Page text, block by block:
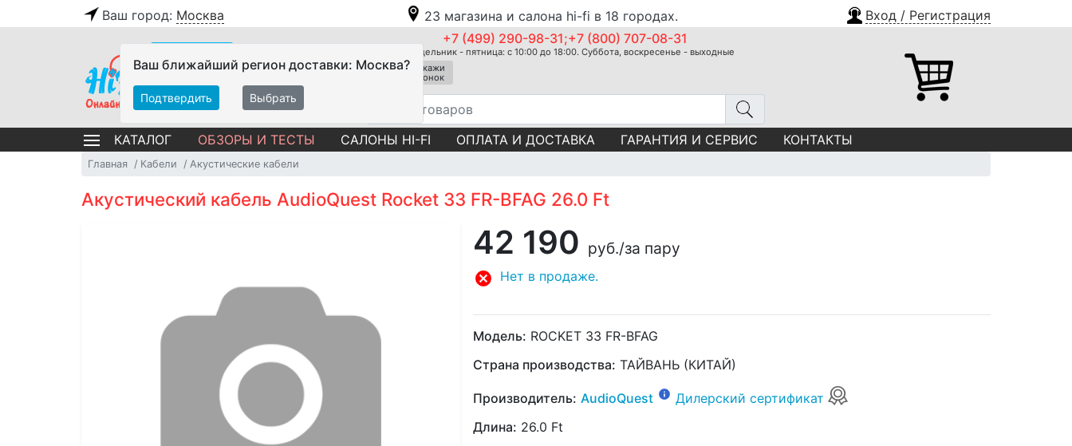
Ваш город: Москва 23 магазина и салона hi-fi в 18 городах. Вход / Регистрация
Ваш ближайший регион доставки: Москва?
Подтвердить Выбрать
+7 (499) 290-98-31;+7 (800) 707-08-31
Понедельник - пятница: с 10:00 до 18:00. Суббота, воскресенье - выходные
Закажи
звонок
КАТАЛОГ ОБЗОРЫ И ТЕСТЫ САЛОНЫ HI-FI ОПЛАТА И ДОСТАВКА ГАРАНТИЯ И СЕРВИС КОНТАКТЫ
Главная Кабели Акустические кабели
Акустический кабель AudioQuest Rocket 33 FR-BFAG 26.0 Ft
42 190 руб./за пару
Нет в продаже.
Модель: ROCKET 33 FR-BFAG
Страна производства: ТАЙВАНЬ (КИТАЙ)
Производитель: AudioQuest
Дилерский сертификат
Длина: 26.0 Ft